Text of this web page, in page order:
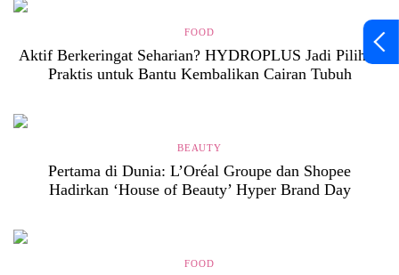
FOOD
Aktif Berkeringat Seharian? HYDROPLUS Jadi Pilihan
Praktis untuk Bantu Kembalikan Cairan Tubuh
BEAUTY
Pertama di Dunia: L’Oréal Groupe dan Shopee
Hadirkan ‘House of Beauty’ Hyper Brand Day
FOOD